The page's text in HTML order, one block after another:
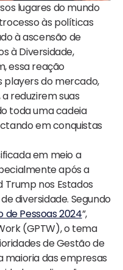
lugares do mundo
às políticas
à ascensão de
à Diversidade,
essa reação
do mercado,
reduzirem suas
toda uma cadeia
em conquistas
em meio a
após a
nos Estados
diversidade. Segundo
de Pessoas 2024”,
(GPTW), o tema
de Gestão de
maioria das empresas